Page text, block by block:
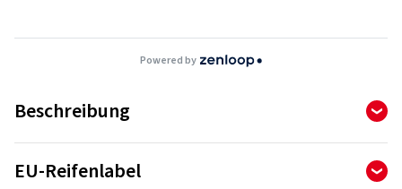
Powered by
Beschreibung
Performance neu erleben.
EU-Reifenlabel